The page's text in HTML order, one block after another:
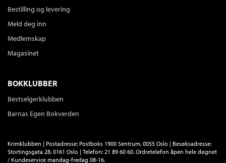
Bestilling og levering
Meld deg inn
Medlemskap
Magasinet
BOKKLUBBER
Bestselgerklubben
Barnas Egen Bokverden
Krimklubben | Postadresse: Postboks 1900 Sentrum, 0055 Oslo | Besøksadresse:
Stortingsgata 28, 0161 Oslo | Telefon: 21 89 60 60. Ordretelefon åpen hele døgnet
/ Kundeservice mandag-fredag 08-16.